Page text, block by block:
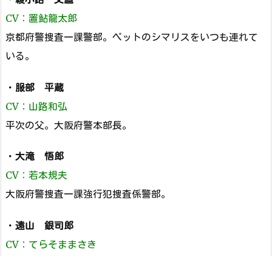
CV：置鮎龍太郎
京都府警捜査一課警部。ペットのシマリスをいつも連れて
いる。
・ 服部 平蔵
CV：山路和弘
平次の父。大阪府警本部長。
・ 大滝 悟郎
CV：若本規夫
大阪府警捜査一課強行犯捜査係警部。
・ 遠山 銀司郎
CV：てらそままさき